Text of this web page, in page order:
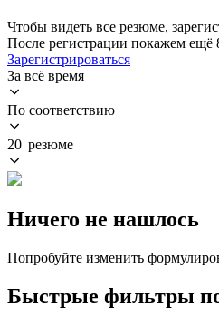
Чтобы видеть все резюме,
После регистрации покажем ещё
Зарегистрироваться
За всё время
По соответствию
20 резюме
Ничего не нашлось
Попробуйте изменить
Быстрые фильтры